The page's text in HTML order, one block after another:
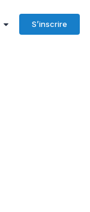
S’inscrire